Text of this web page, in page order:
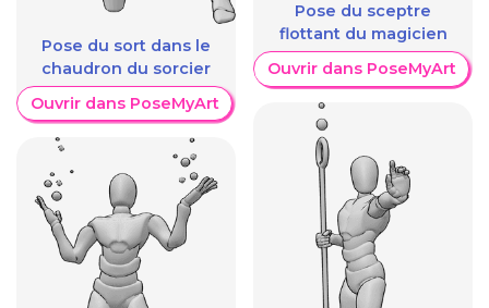
Pose du sort dans le
chaudron du sorcier
Ouvrir dans PoseMyArt
Pose du sceptre
flottant du magicien
Ouvrir dans PoseMyArt